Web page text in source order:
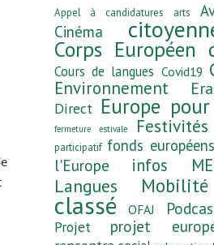
Appel à candidatures arts
Cinéma
Corps Européen
Cours de langues Covid19
Environnement
Direct Europe
fermeture estivale Festivités
participatif fonds européens
l'Europe
infos
Langues Mobilité
classé OFAJ
Projet projet